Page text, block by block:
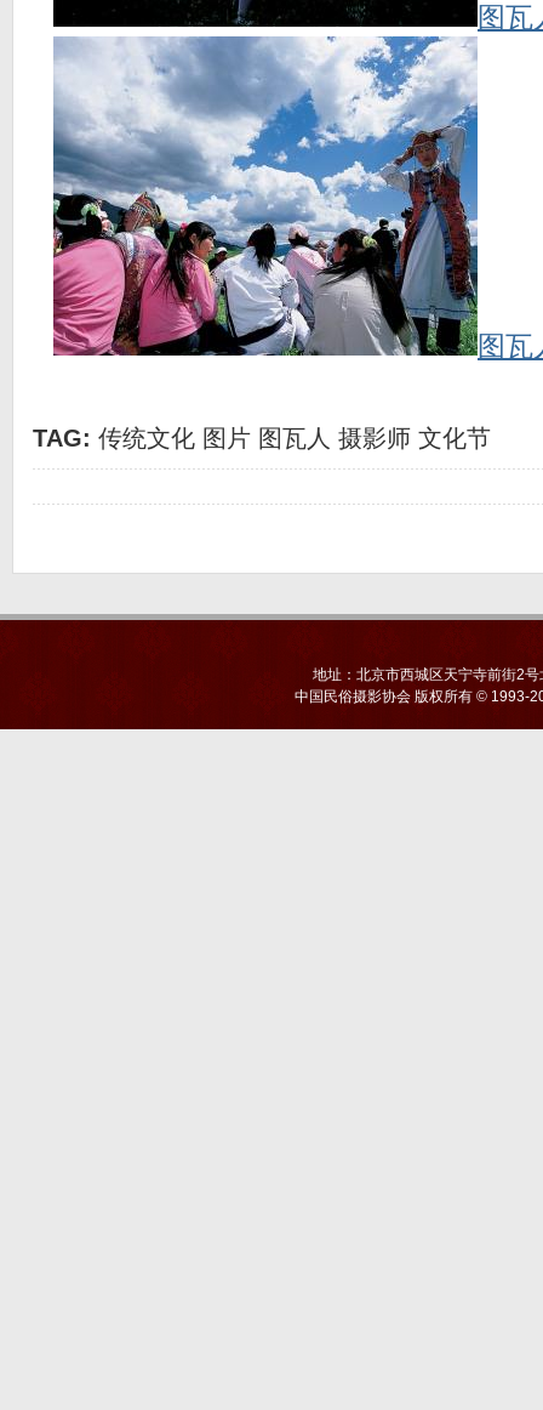
图瓦
图瓦
TAG: 传统文化 图片 图瓦人 摄影师 文化节
地址：北京市西城区天宁寺前街2
中国民俗摄影协会 版权所有 © 1993-